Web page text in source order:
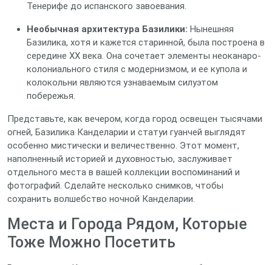
Тенерифе до испанского завоевания.
Необычная архитектура Базилики: Нынешняя
Базилика, хотя и кажется старинной, была построена в
середине XX века. Она сочетает элементы неоканаро-
колониального стиля с модернизмом, и ее купола и
колокольни являются узнаваемым силуэтом
побережья.
Представьте, как вечером, когда город освещен тысячами
огней, Базилика Канделарии и статуи гуанчей выглядят
особенно мистически и величественно. Этот момент,
наполненный историей и духовностью, заслуживает
отдельного места в вашей коллекции воспоминаний и
фотографий. Сделайте несколько снимков, чтобы
сохранить волшебство ночной Канделарии.
Места и Города Рядом, Которые
Тоже Можно Посетить